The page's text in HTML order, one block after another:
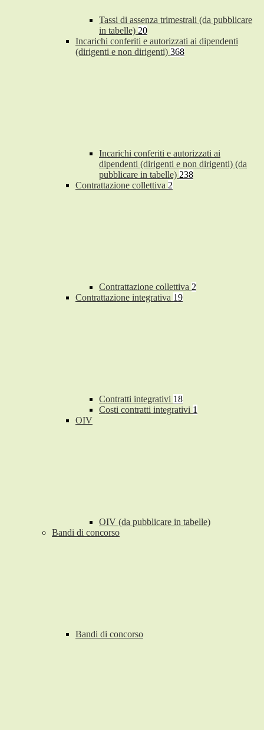
Tassi di assenza trimestrali (da pubblicare
in tabelle) 20
Incarichi conferiti e autorizzati ai dipendenti
(dirigenti e non dirigenti) 368
Incarichi conferiti e autorizzati ai
dipendenti (dirigenti e non dirigenti) (da
pubblicare in tabelle) 238
Contrattazione collettiva 2
Contrattazione collettiva 2
Contrattazione integrativa 19
Contratti integrativi 18
Costi contratti integrativi 1
OIV
OIV (da pubblicare in tabelle)
Bandi di concorso
Bandi di concorso